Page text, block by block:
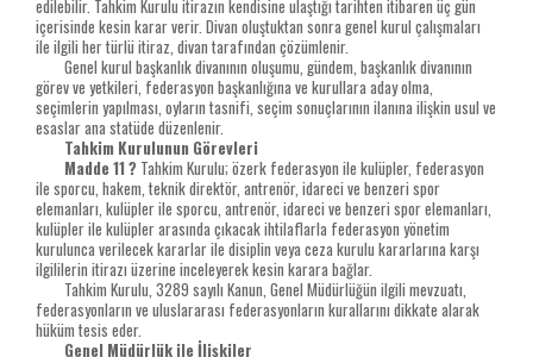
edilebilir. Tahkim Kurulu itirazın kendisine ulaştığı tarihten itibaren üç gün
içerisinde kesin karar verir. Divan oluştuktan sonra genel kurul çalışmaları
ile ilgili her türlü itiraz, divan tarafından çözümlenir.
Genel kurul başkanlık divanının oluşumu, gündem, başkanlık divanının
görev ve yetkileri, federasyon başkanlığına ve kurullara aday olma,
seçimlerin yapılması, oyların tasnifi, seçim sonuçlarının ilanına ilişkin usul ve
esaslar ana statüde düzenlenir.
Tahkim Kurulunun Görevleri
Madde 11 ? Tahkim Kurulu; özerk federasyon ile kulüpler, federasyon
ile sporcu, hakem, teknik direktör, antrenör, idareci ve benzeri spor
elemanları, kulüpler ile sporcu, antrenör, idareci ve benzeri spor elemanları,
kulüpler ile kulüpler arasında çıkacak ihtilaflarla federasyon yönetim
kurulunca verilecek kararlar ile disiplin veya ceza kurulu kararlarına karşı
ilgililerin itirazı üzerine inceleyerek kesin karara bağlar.
Tahkim Kurulu, 3289 sayılı Kanun, Genel Müdürlüğün ilgili mevzuatı,
federasyonların ve uluslararası federasyonların kurallarını dikkate alarak
hüküm tesis eder.
Genel Müdürlük ile İlişkiler